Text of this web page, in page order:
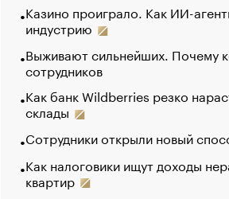
Казино проиграло. Как ИИ-
индустрию
Выживают сильнейших. Почему
сотрудников
Как банк Wildberries резко
склады
Сотрудники открыли новый
Как налоговики ищут доходы
квартир